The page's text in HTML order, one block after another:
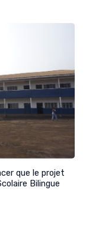
que le projet
Bilingue